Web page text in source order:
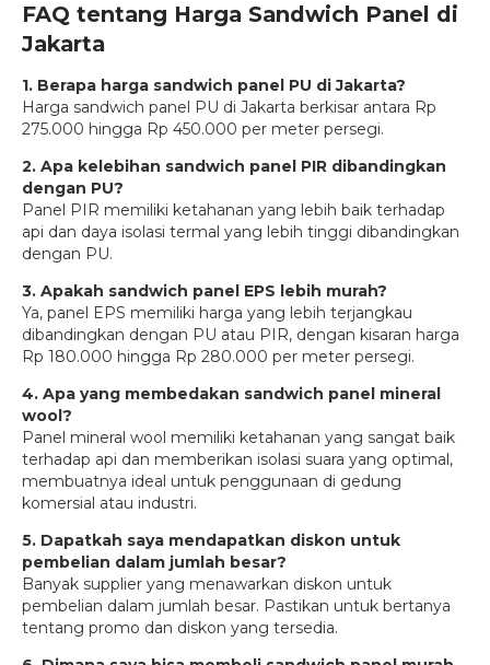
FAQ tentang Harga Sandwich Panel di
Jakarta
1. Berapa harga sandwich panel PU di Jakarta?
Harga sandwich panel PU di Jakarta berkisar antara Rp
275.000 hingga Rp 450.000 per meter persegi.
2. Apa kelebihan sandwich panel PIR dibandingkan
dengan PU?
Panel PIR memiliki ketahanan yang lebih baik terhadap
api dan daya isolasi termal yang lebih tinggi dibandingkan
dengan PU.
3. Apakah sandwich panel EPS lebih murah?
Ya, panel EPS memiliki harga yang lebih terjangkau
dibandingkan dengan PU atau PIR, dengan kisaran harga
Rp 180.000 hingga Rp 280.000 per meter persegi.
4. Apa yang membedakan sandwich panel mineral
wool?
Panel mineral wool memiliki ketahanan yang sangat baik
terhadap api dan memberikan isolasi suara yang optimal,
membuatnya ideal untuk penggunaan di gedung
komersial atau industri.
5. Dapatkah saya mendapatkan diskon untuk
pembelian dalam jumlah besar?
Banyak supplier yang menawarkan diskon untuk
pembelian dalam jumlah besar. Pastikan untuk bertanya
tentang promo dan diskon yang tersedia.